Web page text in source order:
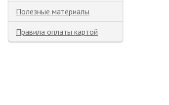
Полезные материалы
Правила оплаты картой